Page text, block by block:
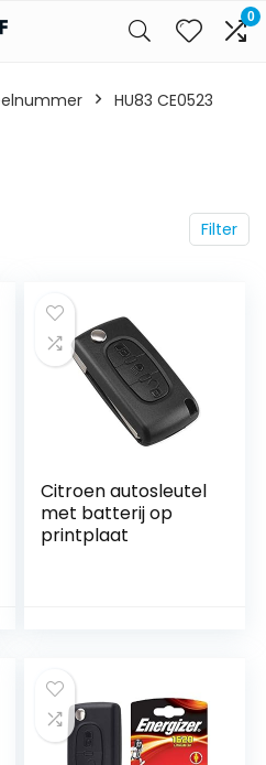
0
‎HU83 CE0523
Filter
Citroen autosleutel
met batterij op
printplaat